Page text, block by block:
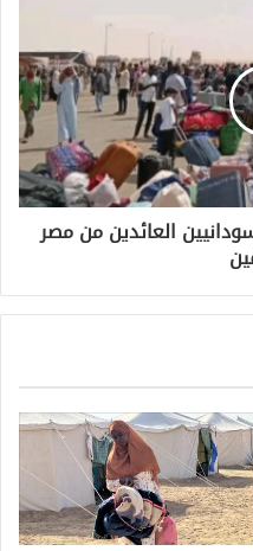
العائدين من مصر